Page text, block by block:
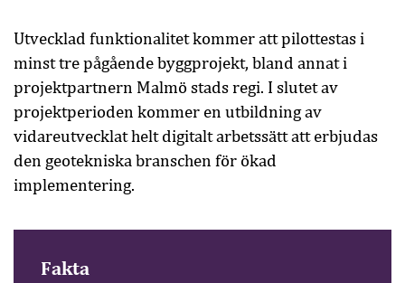
Utvecklad funktionalitet kommer att pilottestas i
minst tre pågående byggprojekt, bland annat i
projektpartnern Malmö stads regi. I slutet av
projektperioden kommer en utbildning av
vidareutvecklat helt digitalt arbetssätt att erbjudas
den geotekniska branschen för ökad
implementering.
Fakta